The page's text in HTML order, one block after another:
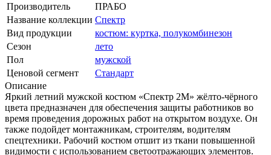
Производитель
ПРАБО
Название коллекции Спектр
Вид продукции
костюм: куртка, полукомбинезон
Сезон
лето
Пол
мужской
Ценовой сегмент
Стандарт
Описание
Яркий летний мужской костюм «Спектр 2М» жёлто-чёрного
цвета предназначен для обеспечения защиты работников во
время проведения дорожных работ на открытом воздухе. Он
также подойдет монтажникам, строителям, водителям
спецтехники. Рабочий костюм отшит из ткани повышенной
видимости с использованием светоотражающих элементов.